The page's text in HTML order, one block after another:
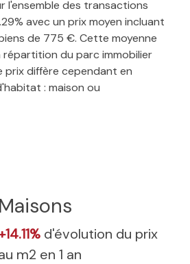
l'ensemble des transactions
avec un prix moyen incluant
de 775 €. Cette moyenne
du parc immobilier
prix diffère cependant en
: maison ou
Maisons
d'évolution du prix
m2 en 1 an